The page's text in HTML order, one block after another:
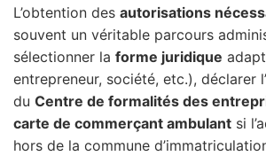
L’obtention des autorisations
souvent un véritable parcours
sélectionner la forme juridique
entrepreneur, société, etc.), déclarer
du Centre de formalités des
carte de commerçant ambulant si
hors de la commune